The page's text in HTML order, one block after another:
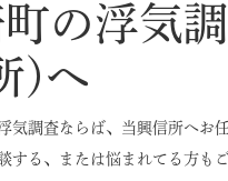
の浮気
)へ
気調査ならば、当興信所へお
する、または悩まれてる方も